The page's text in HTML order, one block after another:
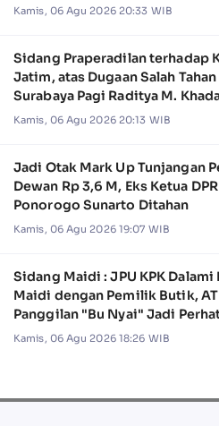
Jawa Timur 2026
Kamis, 06 Agu 2026 20:33 WIB
Sidang Praperadilan terhadap
Jatim, atas Dugaan Salah
Surabaya Pagi Raditya M.
Kamis, 06 Agu 2026 20:13 WIB
Jadi Otak Mark Up Tunjangan
Dewan Rp 3,6 M, Eks Ketua
Ponorogo Sunarto Ditahan
Kamis, 06 Agu 2026 19:07 WIB
Sidang Maidi : JPU KPK
Maidi dengan Pemilik Butik,
Panggilan "Bu Nyai" Jadi
Kamis, 06 Agu 2026 18:26 WIB